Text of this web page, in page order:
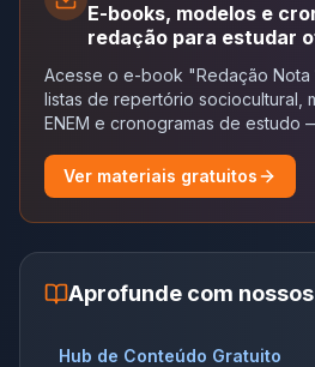
E-books, modelos e
redação para estudar
Acesse o e-book "Redação Nota
listas de repertório sociocultural,
ENEM e cronogramas de estudo
Ver materiais gratuitos
Aprofunde com
Hub de Conteúdo Gratuito